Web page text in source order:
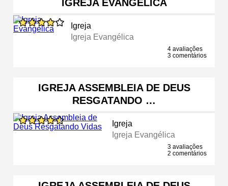
IGREJA EVANGELICA
Igreja
Igreja Evangélica
4 avaliações
3 comentários
IGREJA ASSEMBLEIA DE DEUS
RESGATANDO …
Igreja
Igreja Evangélica
3 avaliações
2 comentários